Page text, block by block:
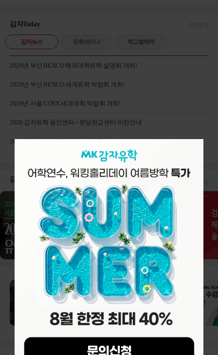
감자Today 더보기
감자뉴스 유학세미나 학교별혜택
2026년 부산 BEXCO 해외대학유학 설명회 개최!
2026년 부산 BEXCO 세계유학 박람회 개최!
2026년 서울 COEX 세계유학 박람회 개최!
2026 감자유학 용인센터->분당판교센터 이전안내
2026 대구 해외대학 진학 설명회 후기
감자Tube!